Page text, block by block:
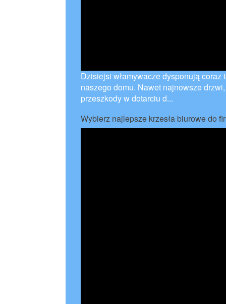
Dzisiejsi włamywacze dysponują
naszego domu. Nawet najnowsze
przeszkody w dotarciu d...
Wybierz najlepsze krzesła biurowe do